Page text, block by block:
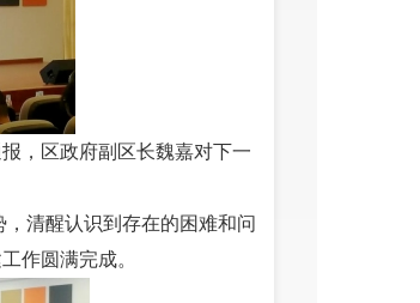
，区政府副区长魏嘉对下一
清醒认识到存在的困难和问
作圆满完成。